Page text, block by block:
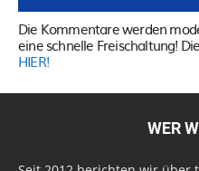
Die Kommentare werden
eine schnelle Freischaltung!
HIER!
WER